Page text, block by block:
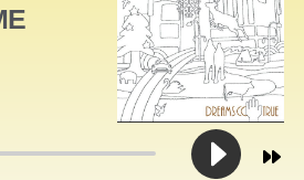
した「僕」が出会った男の子。それ
の星を後にして、いくつもの星をめ
書店チェーンに転職を果たした理子
書店の店長という、いままでと違う
なりたい!」きらきらした目で新
れ、困惑する亜紀。子育てに疲